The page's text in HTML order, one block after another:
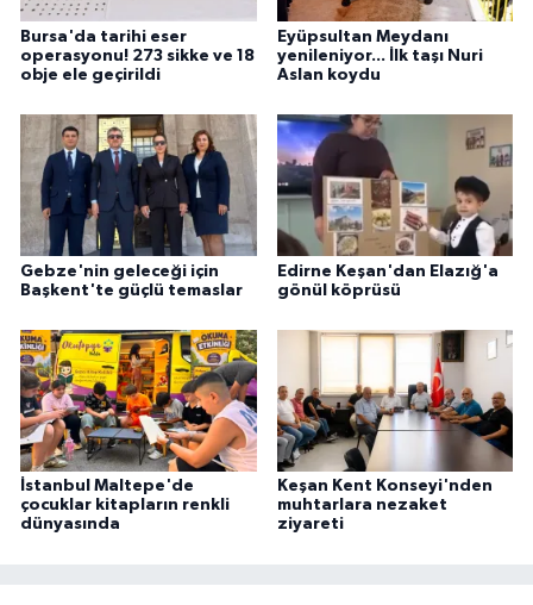
Bursa'da tarihi eser
operasyonu! 273 sikke ve 18
obje ele geçirildi
Eyüpsultan Meydanı
yenileniyor... İlk taşı Nuri
Aslan koydu
Gebze'nin geleceği için
Başkent'te güçlü temaslar
Edirne Keşan'dan Elazığ'a
gönül köprüsü
İstanbul Maltepe'de
çocuklar kitapların renkli
dünyasında
Keşan Kent Konseyi'nden
muhtarlara nezaket
ziyareti